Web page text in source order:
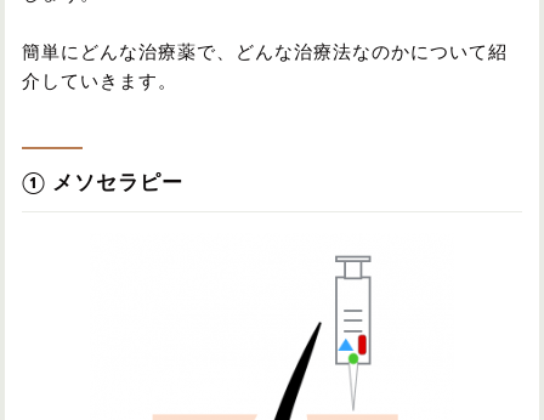
簡単にどんな治療薬で、どんな治療法なのかについて紹
介していきます。
① メソセラピー